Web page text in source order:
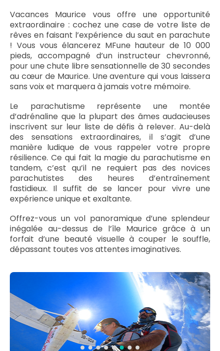
Vacances Maurice vous offre une opportunité
extraordinaire : cochez une case de votre liste de
rêves en faisant l’expérience du saut en parachute
! Vous vous élancerez MFune hauteur de 10 000
pieds, accompagné d’un instructeur chevronné,
pour une chute libre sensationnelle de 30 secondes
au cœur de Maurice. Une aventure qui vous laissera
sans voix et marquera à jamais votre mémoire.
Le parachutisme représente une montée
d’adrénaline que la plupart des âmes audacieuses
inscrivent sur leur liste de défis à relever. Au-delà
des sensations extraordinaires, il s’agit d’une
manière ludique de vous rappeler votre propre
résilience. Ce qui fait la magie du parachutisme en
tandem, c’est qu’il ne requiert pas des novices
parachutistes des heures d’entraînement
fastidieux. Il suffit de se lancer pour vivre une
expérience unique et exaltante.
Offrez-vous un vol panoramique d’une splendeur
inégalée au-dessus de l’île Maurice grâce à un
forfait d’une beauté visuelle à couper le souffle,
dépassant toutes vos attentes imaginatives.